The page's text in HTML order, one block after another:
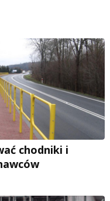
chodniki i